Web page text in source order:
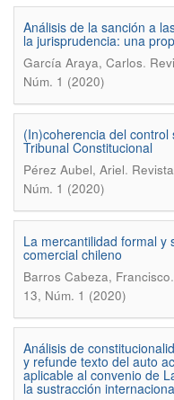
Análisis de la sanción a
la jurisprudencia: una
García Araya, Carlos.
Núm. 1 (2020)
(In)coherencia del
Tribunal Constitucional
Pérez Aubel, Ariel.
Núm. 1 (2020)
La mercantilidad formal y
comercial chileno
Barros Cabeza, Francisco.
13, Núm. 1 (2020)
Análisis de
y refunde texto del auto
aplicable al convenio de
la sustracción